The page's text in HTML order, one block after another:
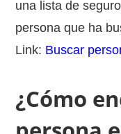
una lista de
persona que ha
Link: Buscar
¿Cómo